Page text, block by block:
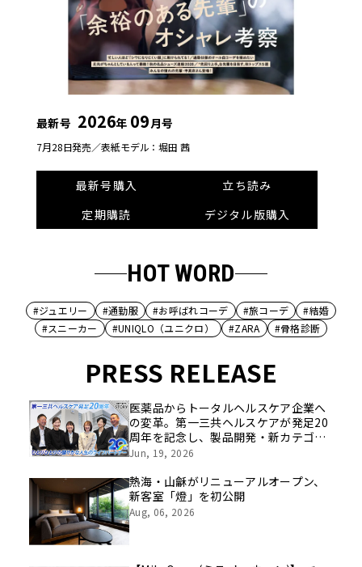
最新号 2026年 09月号
7月28日発売／表紙モデル：堀田 茜
最新号購入
立ち読み
定期購読
デジタル版購入
HOT WORD
#ジュエリー #通勤服 #お呼ばれコーデ #旅コーデ
#結婚
#スニーカー
#UNIQLO（ユニクロ） #ZARA #骨格診断
PRESS RELEASE
医薬品からトータルヘルスケア企業へ
の変革。第一三共ヘルスケアが発足20
周年を記念し、製品開発・新カテゴリ
挑戦の舞台や旧社統合時のエピソード
像を公開！
Jun, 19, 2026
熱海・山龢がリニューアルオープン、
新客室「燈」を初公開
Aug, 06, 2026